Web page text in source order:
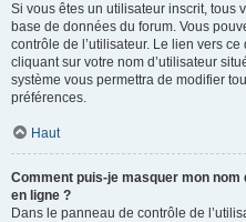
Si vous êtes un utilisateur inscrit, tous
base de données du forum. Vous
contrôle de l’utilisateur. Le lien vers
cliquant sur votre nom d’utilisateur
système vous permettra de modifier
préférences.
Haut
Comment puis-je masquer mon
en ligne ?
Dans le panneau de contrôle de